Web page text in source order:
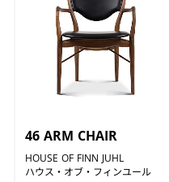
46 ARM CHAIR
HOUSE OF FINN JUHL
ハウス・オブ・フィンユール